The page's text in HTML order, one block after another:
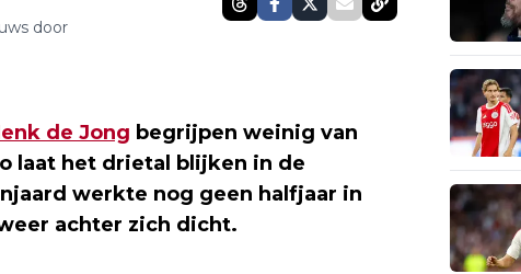
door
de Jong begrijpen weinig van
laat het drietal blijken in de
werkte nog geen halfjaar in
achter zich dicht.